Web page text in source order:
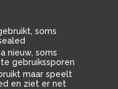
soms
nieuw, soms
gebruikssporen
maar speelt
en ziet er net